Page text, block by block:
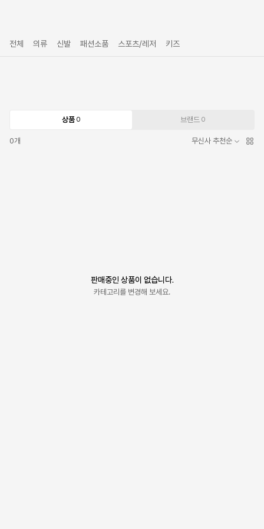
전체 의류 신발 패션소품 스포츠/레저 키즈
상품 0 브랜드 0
0개 무신사 추천순
판매중인 상품이 없습니다.
카테고리를 변경해 보세요.